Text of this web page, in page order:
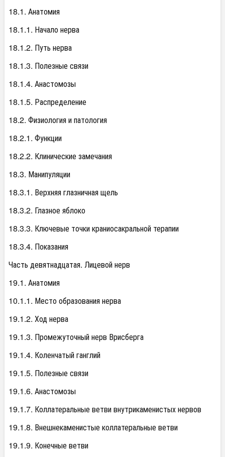
18.1. Анатомия
18.1.1. Начало нерва
18.1.2. Путь нерва
18.1.3. Полезные связи
18.1.4. Анастомозы
18.1.5. Распределение
18.2. Физиология и патология
18.2.1. Функции
18.2.2. Клинические замечания
18.3. Манипуляции
18.3.1. Верхняя глазничная щель
18.3.2. Глазное яблоко
18.3.3. Ключевые точки краниосакральной терапии
18.3.4. Показания
Часть девятнадцатая. Лицевой нерв
19.1. Анатомия
10.1.1. Место образования нерва
19.1.2. Ход нерва
19.1.3. Промежуточный нерв Врисберга
19.1.4. Коленчатый ганглий
19.1.5. Полезные связи
19.1.6. Анастомозы
19.1.7. Коллатеральные ветви внутрикаменистых нервов
19.1.8. Внешнекаменистые коллатеральные ветви
19.1.9. Конечные ветви